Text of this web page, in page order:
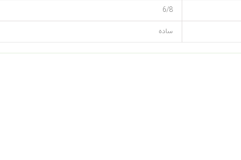
6/8
ساده